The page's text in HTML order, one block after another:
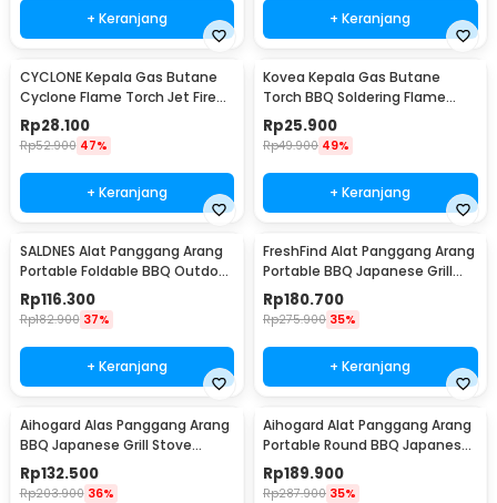
+ Keranjang + Keranjang
CYCLONE Kepala Gas Butane
Cyclone Flame Torch Jet Fire
Gun - 930
Rp28.100
Rp52.900 47%
+ Keranjang
Kovea Kepala Gas Butane
Torch BBQ Soldering Flame
Gun Torch Jet - KT-2408
Rp25.900
Rp49.900 49%
+ Keranjang
SALDNES Alat Panggang Arang
Portable Foldable BBQ Outdoor
Grill Stove - TL-353
Rp116.300
Rp182.900 37%
+ Keranjang
FreshFind Alat Panggang Arang
Portable BBQ Japanese Grill
Stove - H01
Rp180.700
Rp275.900 35%
+ Keranjang
Aihogard Alas Panggang Arang
BBQ Japanese Grill Stove
24x14.5cm - H02
Rp132.500
Rp203.900 36%
Aihogard Alat Panggang Arang
Portable Round BBQ Japanese
Grill Stove - H02
Rp189.900
Rp287.900 35%